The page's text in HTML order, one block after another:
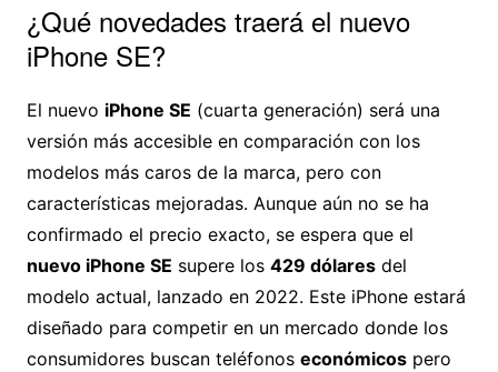
¿Qué novedades traerá el nuevo
iPhone SE?
El nuevo iPhone SE (cuarta generación) será una
versión más accesible en comparación con los
modelos más caros de la marca, pero con
características mejoradas. Aunque aún no se ha
confirmado el precio exacto, se espera que el
nuevo iPhone SE supere los 429 dólaresdel
modelo actual, lanzado en 2022. Este iPhone estará
diseñado para competir en un mercado donde los
consumidores buscan teléfonos económicospero